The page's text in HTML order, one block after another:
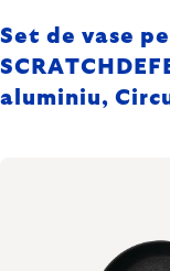
Set de vase
aluminiu,